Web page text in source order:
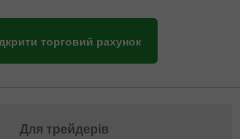
торговий рахунок
Для трейдерів